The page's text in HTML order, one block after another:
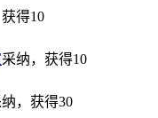
得10
采纳，获得10
纳，获得30